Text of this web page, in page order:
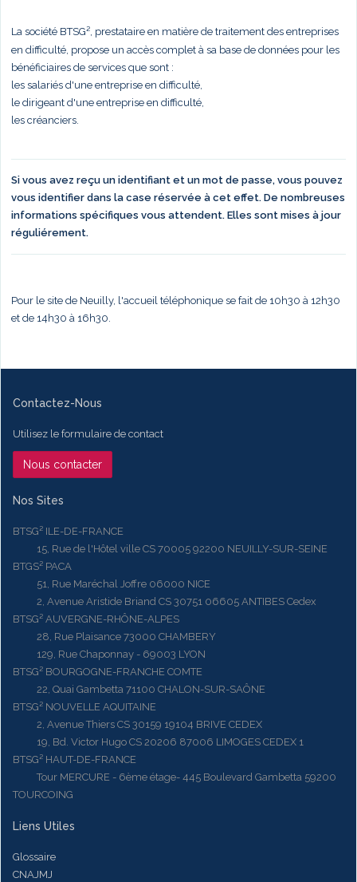
La société BTSG², prestataire en matière de traitement des entreprises
en difficulté, propose un accès complet à sa base de données pour les
bénéficiaires de services que sont :
les salariés d'une entreprise en difficulté,
le dirigeant d'une entreprise en difficulté,
les créanciers.
Si vous avez reçu un identifiant et un mot de passe, vous pouvez
vous identifier dans la case réservée à cet effet. De nombreuses
informations spécifiques vous attendent. Elles sont mises à jour
réguliérement.
Pour le site de Neuilly, l'accueil téléphonique se fait de 10h30 à 12h30
et de 14h30 à 16h30.
Contactez-Nous
Utilisez le formulaire de contact
Nous contacter
Nos Sites
BTSG² ILE-DE-FRANCE
15, Rue de l'Hôtel ville CS 70005 92200 NEUILLY-SUR-SEINE
BTGS² PACA
51, Rue Maréchal Joffre 06000 NICE
2, Avenue Aristide Briand CS 30751 06605 ANTIBES Cedex
BTSG² AUVERGNE-RHÔNE-ALPES
28, Rue Plaisance 73000 CHAMBERY
129, Rue Chaponnay - 69003 LYON
BTSG² BOURGOGNE-FRANCHE COMTE
22, Quai Gambetta 71100 CHALON-SUR-SAÔNE
BTSG² NOUVELLE AQUITAINE
2, Avenue Thiers CS 30159 19104 BRIVE CEDEX
19, Bd. Victor Hugo CS 20206 87006 LIMOGES CEDEX 1
BTSG² HAUT-DE-FRANCE
Tour MERCURE - 6ème étage- 445 Boulevard Gambetta 59200
TOURCOING
Liens Utiles
Glossaire
CNAJMJ